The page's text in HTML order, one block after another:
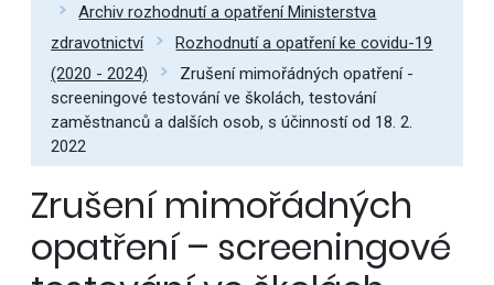
Archiv rozhodnutí a opatření Ministerstva
zdravotnictví
Rozhodnutí a opatření ke covidu-19
(2020 - 2024)
Zrušení mimořádných opatření -
screeningové testování ve školách, testování
zaměstnanců a dalších osob, s účinností od 18. 2.
2022
Zrušení mimořádných
opatření – screeningové